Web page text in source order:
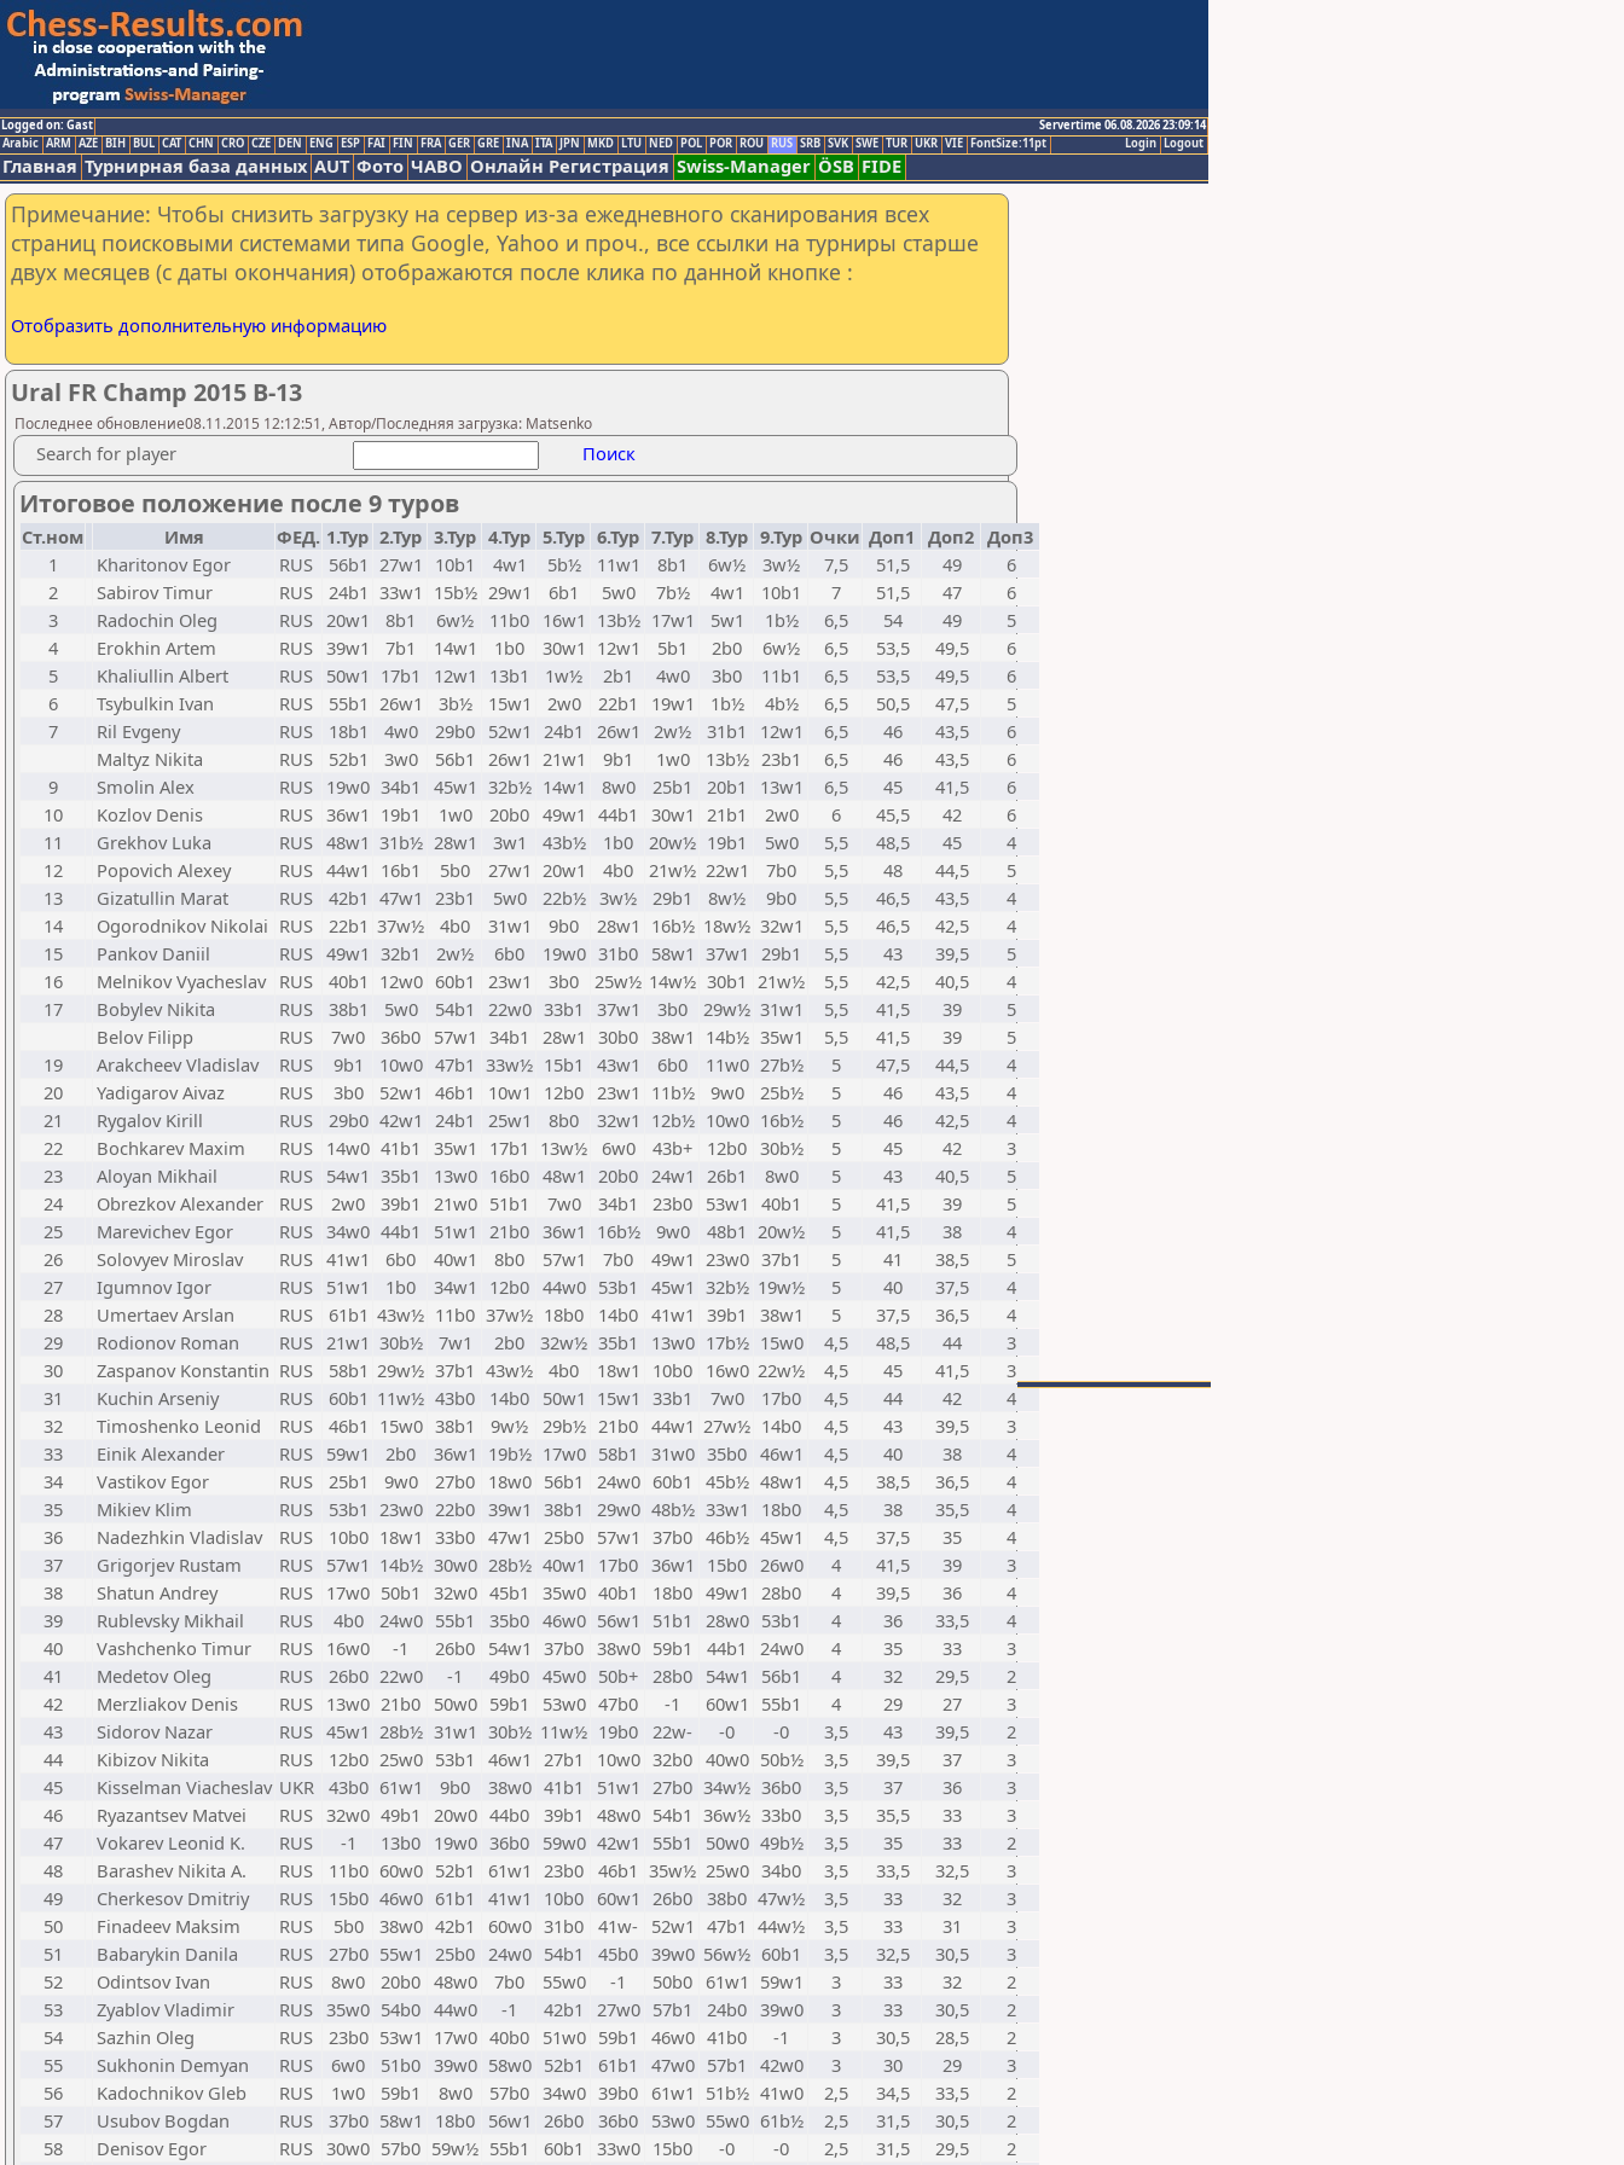
Logged on: Gast
Servertime 06.08.2026 23:09:14
Logout
Login
Arabic ARM AZE BIH BUL CAT CHN CRO CZE DEN ENG ESP FAI FIN FRA GER GRE INA ITA JPN MKD LTU NED POL POR ROU RUS SRB SVK SWE TUR UKR VIE FontSize:11pt
Главная Турнирная база данных AUT Фото ЧАВО Онлайн Регистрация Swiss-Manager ÖSB FIDE
Примечание: Чтобы снизить загрузку на сервер из-за ежедневного сканирования всех
страниц поисковыми системами типа Google, Yahoo и проч., все ссылки на турниры старше
двух месяцев (с даты окончания) отображаются после клика по данной кнопке :
Отобразить дополнительную информацию
Ural FR Champ 2015 B-13
Последнее обновление08.11.2015 12:12:51, Автор/Последняя загрузка: Matsenko
Search for player Поиск
Итоговое положение после 9 туров
Ст.ном Имя ФЕД. 1.Тур 2.Тур 3.Тур 4.Тур 5.Тур 6.Тур 7.Тур 8.Тур 9.Тур Очки Доп1 Доп2 Доп3
1
Kharitonov Egor RUS 56b1 27w1 10b1 4w1 5b½ 11w1 8b1 6w½ 3w½ 7,5 51,5 49
6
2
Sabirov Timur RUS 24b1 33w1 15b½ 29w1 6b1 5w0 7b½ 4w1 10b1 7 51,5 47
6
3
Radochin Oleg RUS 20w1 8b1 6w½ 11b0 16w1 13b½ 17w1 5w1 1b½ 6,5 54 49
5
4
Erokhin Artem RUS 39w1 7b1 14w1 1b0 30w1 12w1 5b1 2b0 6w½ 6,5 53,5 49,5
6
5
Khaliullin Albert RUS 50w1 17b1 12w1 13b1 1w½ 2b1 4w0 3b0 11b1 6,5 53,5 49,5
6
6
Tsybulkin Ivan RUS 55b1 26w1 3b½ 15w1 2w0 22b1 19w1 1b½ 4b½ 6,5 50,5 47,5
5
7
Ril Evgeny RUS 18b1 4w0 29b0 52w1 24b1 26w1 2w½ 31b1 12w1 6,5 46 43,5
6
Maltyz Nikita
RUS 52b1 3w0 56b1 26w1 21w1 9b1 1w0 13b½ 23b1 6,5 46 43,5
6
9
Smolin Alex RUS 19w0 34b1 45w1 32b½ 14w1 8w0 25b1 20b1 13w1 6,5 45 41,5
6
10
Kozlov Denis RUS 36w1 19b1 1w0 20b0 49w1 44b1 30w1 21b1 2w0 6 45,5 42
6
11
Grekhov Luka RUS 48w1 31b½ 28w1 3w1 43b½ 1b0 20w½ 19b1 5w0 5,5 48,5 45
4
12
Popovich Alexey RUS 44w1 16b1 5b0 27w1 20w1 4b0 21w½ 22w1 7b0 5,5 48 44,5
5
13
Gizatullin Marat RUS 42b1 47w1 23b1 5w0 22b½ 3w½ 29b1 8w½ 9b0 5,5 46,5 43,5
4
14
Ogorodnikov Nikolai RUS 22b1 37w½ 4b0 31w1 9b0 28w1 16b½ 18w½ 32w1 5,5 46,5 42,5
4
15
Pankov Daniil RUS 49w1 32b1 2w½ 6b0 19w0 31b0 58w1 37w1 29b1 5,5 43 39,5
5
16
Melnikov Vyacheslav RUS 40b1 12w0 60b1 23w1 3b0 25w½ 14w½ 30b1 21w½ 5,5 42,5 40,5
4
17
Bobylev Nikita RUS 38b1 5w0 54b1 22w0 33b1 37w1 3b0 29w½ 31w1 5,5 41,5 39
5
Belov Filipp
RUS 7w0 36b0 57w1 34b1 28w1 30b0 38w1 14b½ 35w1 5,5 41,5 39
5
19
Arakcheev Vladislav RUS 9b1 10w0 47b1 33w½ 15b1 43w1 6b0 11w0 27b½ 5 47,5 44,5
4
20
Yadigarov Aivaz RUS 3b0 52w1 46b1 10w1 12b0 23w1 11b½ 9w0 25b½ 5 46 43,5
4
21
Rygalov Kirill RUS 29b0 42w1 24b1 25w1 8b0 32w1 12b½ 10w0 16b½ 5 46 42,5
4
22
Bochkarev Maxim RUS 14w0 41b1 35w1 17b1 13w½ 6w0 43b+ 12b0 30b½ 5 45 42
3
23
Aloyan Mikhail RUS 54w1 35b1 13w0 16b0 48w1 20b0 24w1 26b1 8w0 5 43 40,5
5
24
Obrezkov Alexander RUS 2w0 39b1 21w0 51b1 7w0 34b1 23b0 53w1 40b1 5 41,5 39
5
25
Marevichev Egor RUS 34w0 44b1 51w1 21b0 36w1 16b½ 9w0 48b1 20w½ 5 41,5 38
4
26
Solovyev Miroslav RUS 41w1 6b0 40w1 8b0 57w1 7b0 49w1 23w0 37b1 5 41 38,5
5
27
Igumnov Igor RUS 51w1 1b0 34w1 12b0 44w0 53b1 45w1 32b½ 19w½ 5 40 37,5
4
28
Umertaev Arslan RUS 61b1 43w½ 11b0 37w½ 18b0 14b0 41w1 39b1 38w1 5 37,5 36,5
4
29
Rodionov Roman RUS 21w1 30b½ 7w1 2b0 32w½ 35b1 13w0 17b½ 15w0 4,5 48,5 44
3
30
Zaspanov Konstantin RUS 58b1 29w½ 37b1 43w½ 4b0 18w1 10b0 16w0 22w½ 4,5 45 41,5
3
31
Kuchin Arseniy RUS 60b1 11w½ 43b0 14b0 50w1 15w1 33b1 7w0 17b0 4,5 44 42
4
32
Timoshenko Leonid RUS 46b1 15w0 38b1 9w½ 29b½ 21b0 44w1 27w½ 14b0 4,5 43 39,5
3
33
Einik Alexander RUS 59w1 2b0 36w1 19b½ 17w0 58b1 31w0 35b0 46w1 4,5 40 38
4
34
Vastikov Egor RUS 25b1 9w0 27b0 18w0 56b1 24w0 60b1 45b½ 48w1 4,5 38,5 36,5
4
35
Mikiev Klim RUS 53b1 23w0 22b0 39w1 38b1 29w0 48b½ 33w1 18b0 4,5 38 35,5
4
36
Nadezhkin Vladislav RUS 10b0 18w1 33b0 47w1 25b0 57w1 37b0 46b½ 45w1 4,5 37,5 35
4
37
Grigorjev Rustam RUS 57w1 14b½ 30w0 28b½ 40w1 17b0 36w1 15b0 26w0 4 41,5 39
3
38
Shatun Andrey RUS 17w0 50b1 32w0 45b1 35w0 40b1 18b0 49w1 28b0 4 39,5 36
4
39
Rublevsky Mikhail RUS 4b0 24w0 55b1 35b0 46w0 56w1 51b1 28w0 53b1 4 36 33,5
4
40
Vashchenko Timur RUS 16w0 -1 26b0 54w1 37b0 38w0 59b1 44b1 24w0 4 35 33
3
41
Medetov Oleg RUS 26b0 22w0 -1 49b0 45w0 50b+ 28b0 54w1 56b1 4 32 29,5
2
42
Merzliakov Denis RUS 13w0 21b0 50w0 59b1 53w0 47b0 -1 60w1 55b1 4 29 27
3
43
Sidorov Nazar RUS 45w1 28b½ 31w1 30b½ 11w½ 19b0 22w- -0 -0 3,5 43 39,5
2
44
Kibizov Nikita RUS 12b0 25w0 53b1 46w1 27b1 10w0 32b0 40w0 50b½ 3,5 39,5 37
3
45
Kisselman Viacheslav UKR 43b0 61w1 9b0 38w0 41b1 51w1 27b0 34w½ 36b0 3,5 37 36
3
46
Ryazantsev Matvei RUS 32w0 49b1 20w0 44b0 39b1 48w0 54b1 36w½ 33b0 3,5 35,5 33
3
47
Vokarev Leonid K. RUS -1 13b0 19w0 36b0 59w0 42w1 55b1 50w0 49b½ 3,5 35 33
2
48
Barashev Nikita A. RUS 11b0 60w0 52b1 61w1 23b0 46b1 35w½ 25w0 34b0 3,5 33,5 32,5
3
49
Cherkesov Dmitriy RUS 15b0 46w0 61b1 41w1 10b0 60w1 26b0 38b0 47w½ 3,5 33 32
3
50
Finadeev Maksim RUS 5b0 38w0 42b1 60w0 31b0 41w- 52w1 47b1 44w½ 3,5 33 31
3
51
Babarykin Danila RUS 27b0 55w1 25b0 24w0 54b1 45b0 39w0 56w½ 60b1 3,5 32,5 30,5
3
52
Odintsov Ivan RUS 8w0 20b0 48w0 7b0 55w0 -1 50b0 61w1 59w1 3 33 32
2
53
Zyablov Vladimir RUS 35w0 54b0 44w0 -1 42b1 27w0 57b1 24b0 39w0 3 33 30,5
2
54
Sazhin Oleg RUS 23b0 53w1 17w0 40b0 51w0 59b1 46w0 41b0 -1 3 30,5 28,5
2
55
Sukhonin Demyan RUS 6w0 51b0 39w0 58w0 52b1 61b1 47w0 57b1 42w0 3 30 29
3
56
Kadochnikov Gleb RUS 1w0 59b1 8w0 57b0 34w0 39b0 61w1 51b½ 41w0 2,5 34,5 33,5
2
57
Usubov Bogdan RUS 37b0 58w1 18b0 56w1 26b0 36b0 53w0 55w0 61b½ 2,5 31,5 30,5
2
58
Denisov Egor RUS 30w0 57b0 59w½ 55b1 60b1 33w0 15b0 -0 -0 2,5 31,5 29,5
2